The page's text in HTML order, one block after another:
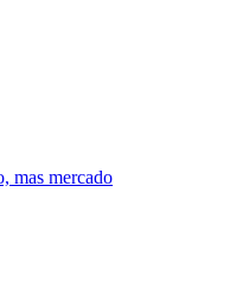
mas mercado